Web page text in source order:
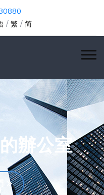
/ 繁 / 简
辦公室